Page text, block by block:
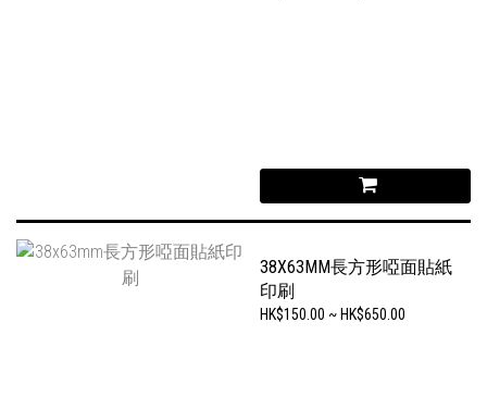
38X63MM長方形啞面貼紙
印刷
HK$150.00 ~ HK$650.00